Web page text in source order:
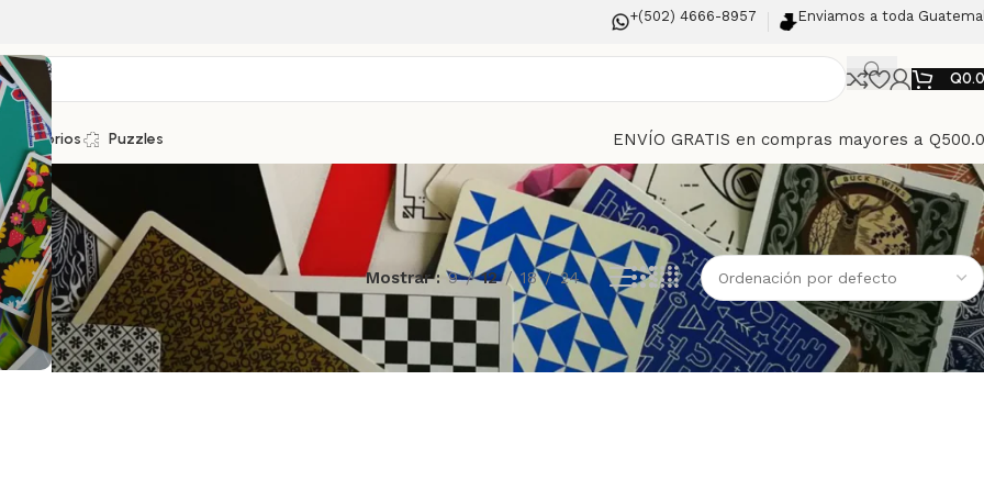
+(502) 4666-8957 Enviamos a toda
Q
Accesorios Puzzles ENVÍO GRATIS en compras mayores a
Mostrar 9 12 18 24